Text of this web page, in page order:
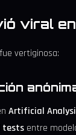
viral
vertiginosa:
Artificial
tests entre